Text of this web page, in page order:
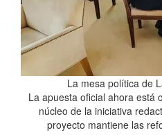
La mesa política de
La apuesta oficial ahora está
núcleo de la iniciativa
proyecto mantiene las